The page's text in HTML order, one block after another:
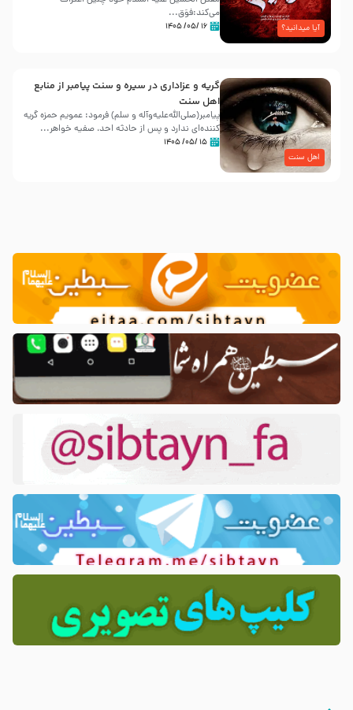
آیا میدانید؟
می‌کند:فوَق...
۱۶ /۰۵/ ۱۴۰۵
اهل سنت
گریه و عزاداری در سیره و سنت پیامبر از منابع
اهل سنت
پیامبر(صلی‌الله‌علیه‌وآله و سلم) فرمود: عمویم حمزه گریه
کننده‌ای ندارد و پس از حادثه احد، صفیه خواهر...
۱۵ /۰۵/ ۱۴۰۵